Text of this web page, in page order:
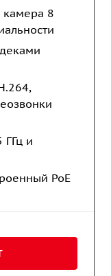
камера 8
ГГц и
PoE